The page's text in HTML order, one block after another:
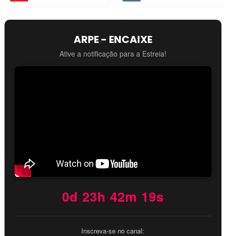
ARPE - ENCAIXE
Ative a notificação para a Estreia!
0d 23h 42m 18s
Inscreva-se no canal: